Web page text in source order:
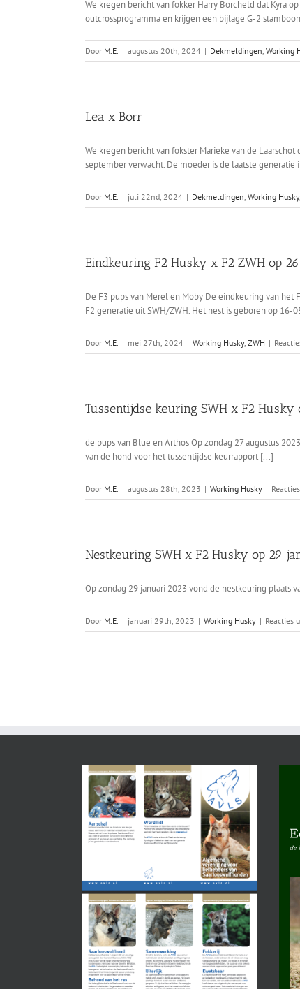
We kregen bericht van fokker Harry Borcheld dat Kyra
outcrossprogramma en krijgen een bijlage G-2
Door M.E. | augustus 20th, 2024 | Dekmeldingen, Working
Lea x Borr
We kregen bericht van fokster Marieke van de
september verwacht. De moeder is de laatste
Door M.E. | juli 22nd, 2024 | Dekmeldingen, Working Husky,
Eindkeuring F2 Husky x F2 ZWH op
De F3 pups van Merel en Moby De eindkeuring van
F2 generatie uit SWH/ZWH. Het nest is geboren op 16-
Door M.E. | mei 27th, 2024 | Working Husky, ZWH |
Tussentijdse keuring SWH x F2
de pups van Blue en Arthos Op zondag 27 augustus
van de hond voor het tussentijdse keurrapport [...]
Door M.E. | augustus 28th, 2023 | Working Husky |
Nestkeuring SWH x F2 Husky op 29
Op zondag 29 januari 2023 vond de nestkeuring plaats
Door M.E. | januari 29th, 2023 | Working Husky | Reacties